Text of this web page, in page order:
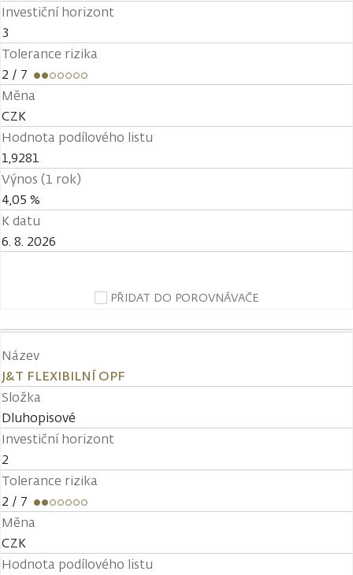
Investiční horizont
3
Tolerance rizika
2 / 7
Měna
CZK
Hodnota podílového listu
1,9281
Výnos (1 rok)
4,05 %
K datu
6. 8. 2026
PŘIDAT DO POROVNÁVAČE
Název
J&T FLEXIBILNÍ OPF
Složka
Dluhopisové
Investiční horizont
2
Tolerance rizika
2 / 7
Měna
CZK
Hodnota podílového listu